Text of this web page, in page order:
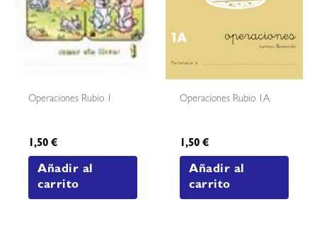
Operaciones Rubio 1
1,50€
Añadir al
carrito
Operaciones Rubio 1A
1,50€
Añadir al
carrito